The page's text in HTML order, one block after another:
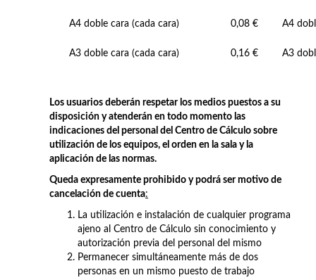
A4 doble cara (cada cara) 0,08 € A4
A3 doble cara (cada cara) 0,16 € A3
Los usuarios deberán respetar los medios puestos a su
disposición y atenderán en todo momento las
indicaciones del personal del Centro de Cálculo sobre
utilización de los equipos, el orden en la sala y la
aplicación de las normas.
Queda expresamente prohibido y podrá ser motivo de
cancelación de cuenta:
La utilización e instalación de cualquier programa
ajeno al Centro de Cálculo sin conocimiento y
autorización previa del personal del mismo
Permanecer simultáneamente más de dos
personas en un mismo puesto de trabajo